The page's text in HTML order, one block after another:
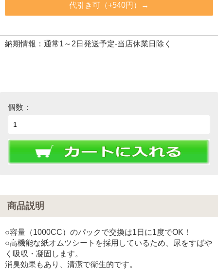
代引き可（+540円）→
納期情報：通常1～2日発送予定-当店休業日除く
個数：
商品説明
○容量（1000CC）のパックで交換は1日に1度でOK！
○高機能な紙オムツシートを採用しているため、尿をすばや
く吸収・凝固します。
消臭効果もあり、清潔で衛生的です。